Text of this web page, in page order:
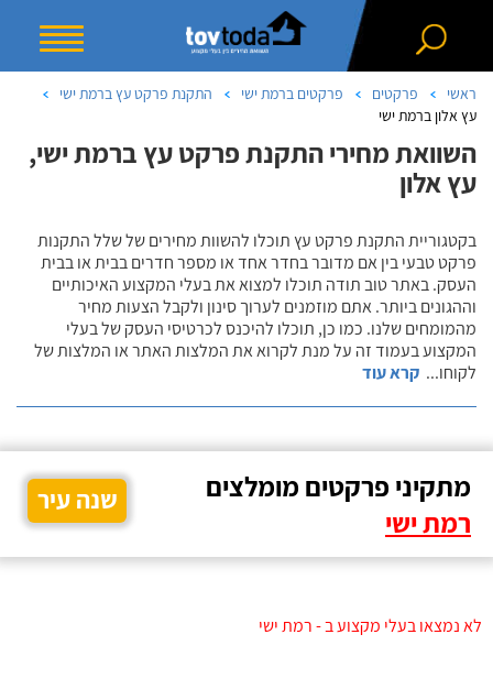
ראשי פרקטים פרקטים ברמת ישי
התקנת פרקט עץ ברמת ישי
עץ אלון ברמת ישי
השוואת מחירי התקנת פרקט עץ ברמת ישי,
עץ אלון
בקטגוריית התקנת פרקט עץ תוכלו להשוות מחירים של שלל התקנות
פרקט טבעי בין אם מדובר בחדר אחד או מספר חדרים בבית או בבית
העסק. באתר טוב תודה תוכלו למצוא את בעלי המקצוע האיכותיים
וההגונים ביותר. אתם מוזמנים לערוך סינון ולקבל הצעות מחיר
מהמומחים שלנו. כמו כן, תוכלו להיכנס לכרטיסי העסק של בעלי
המקצוע בעמוד זה על מנת לקרוא את המלצות האתר או המלצות של
לקוחו... קרא עוד
מתקיני פרקטים מומלצים
רמת ישי
שנה עיר
לא נמצאו בעלי מקצוע ב - רמת ישי